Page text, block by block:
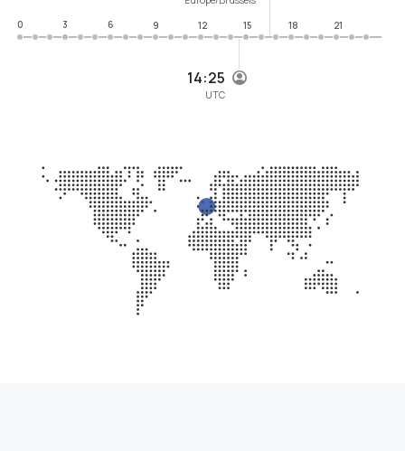
14:25
UTC
0
3 6 9 12 15 18 21